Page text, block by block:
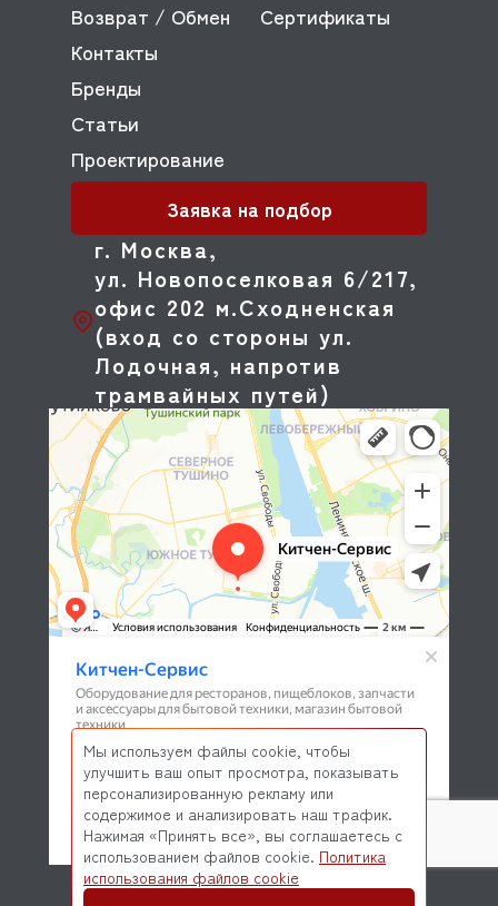
г. Москва,
ул. Новопоселковая 6/217,
офис 202 м.Сходненская
(вход со стороны ул.
Лодочная, напротив
трамвайных путей)
Возврат / Обмен
Сертификаты
Контакты
Бренды
Статьи
Проектирование
Заявка на подбор
© 2026 Kitchen-Service.com Интернет-магазин запчастей
и оборудования профессиональной кухни
Мы используем файлы cookie, чтобы
улучшить ваш опыт просмотра, показывать
персонализированную рекламу или
содержимое и анализировать наш трафик.
Нажимая «Принять все», вы соглашаетесь с
использованием файлов cookie. Политика
использования файлов cookie